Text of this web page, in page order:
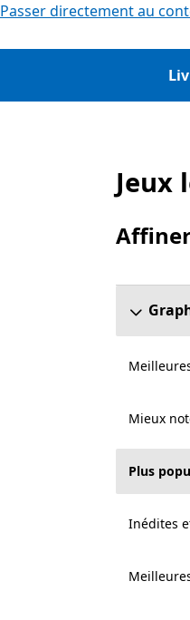
Passer directement au
Liste
Jeux
Mieux
Plus
Inédites